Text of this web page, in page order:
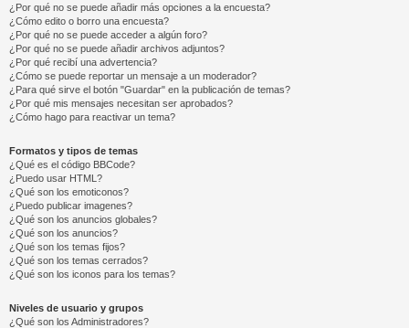
¿Por qué no se puede añadir más opciones a la encuesta?
¿Cómo edito o borro una encuesta?
¿Por qué no se puede acceder a algún foro?
¿Por qué no se puede añadir archivos adjuntos?
¿Por qué recibí una advertencia?
¿Cómo se puede reportar un mensaje a un moderador?
¿Para qué sirve el botón "Guardar" en la publicación de temas?
¿Por qué mis mensajes necesitan ser aprobados?
¿Cómo hago para reactivar un tema?
Formatos y tipos de temas
¿Qué es el código BBCode?
¿Puedo usar HTML?
¿Qué son los emoticonos?
¿Puedo publicar imagenes?
¿Qué son los anuncios globales?
¿Qué son los anuncios?
¿Qué son los temas fijos?
¿Qué son los temas cerrados?
¿Qué son los iconos para los temas?
Niveles de usuario y grupos
¿Qué son los Administradores?